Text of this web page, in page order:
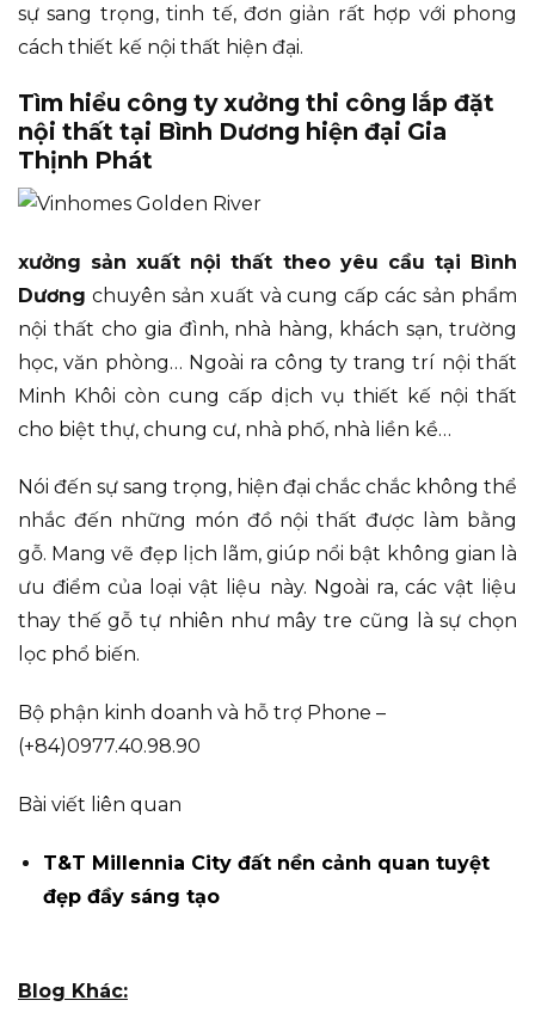
sự sang trọng, tinh tế, đơn giản rất hợp với phong
cách thiết kế nội thất hiện đại.
Tìm hiểu công ty xưởng thi công lắp đặt
nội thất tại Bình Dương hiện đại Gia
Thịnh Phát
xưởng sản xuất nội thất theo yêu cầu tại Bình
Dương chuyên sản xuất và cung cấp các sản phẩm
nội thất cho gia đình, nhà hàng, khách sạn, trường
học, văn phòng… Ngoài ra công ty trang trí nội thất
Minh Khôi còn cung cấp dịch vụ thiết kế nội thất
cho biệt thự, chung cư, nhà phố, nhà liền kề…
Nói đến sự sang trọng, hiện đại chắc chắc không thể
nhắc đến những món đồ nội thất được làm bằng
gỗ. Mang vẽ đẹp lịch lãm, giúp nổi bật không gian là
ưu điểm của loại vật liệu này. Ngoài ra, các vật liệu
thay thế gỗ tự nhiên như mây tre cũng là sự chọn
lọc phổ biến.
Bộ phận kinh doanh và hỗ trợ Phone –
(+84)0977.40.98.90
Bài viết liên quan
T&T Millennia City đất nền cảnh quan tuyệt
đẹp đầy sáng tạo
Blog Khác: